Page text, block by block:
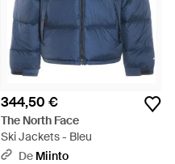
344,50 €
The North Face
Ski Jackets - Bleu
De Miinto